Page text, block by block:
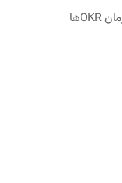
تحلیل داده یک ابزار ساده نیست؛ یک نگرش مدیریتی به شمار می‌آید. زمانی که سازمان OKRها